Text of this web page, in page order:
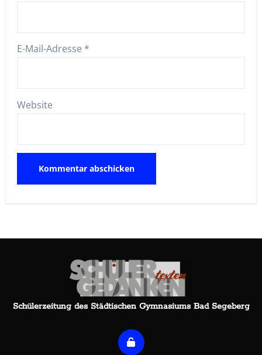
E-Mail-Adresse *
Website
Schülerzeitung des Städtischen Gymnasiums Bad Segeberg